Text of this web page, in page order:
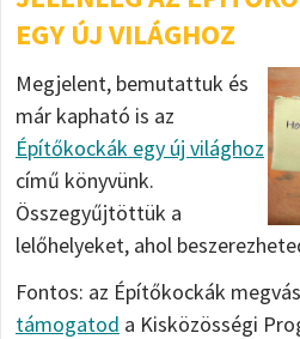
EGY ÚJ VILÁGHOZ
Megjelent, bemutattuk és
már kapható is az
Építőkockák egy új világhoz
című könyvünk.
Összegyűjtöttük a
lelőhelyeket, ahol
Fontos: az Építőkockák
támogatod a Kisközösségi